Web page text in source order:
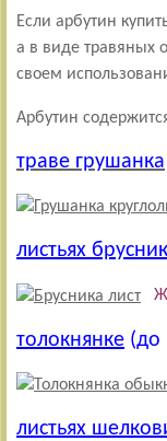
Если арбутин
а в виде травяных
своем
Арбутин
траве грушанка
листьях
толокнянке (до
листьях